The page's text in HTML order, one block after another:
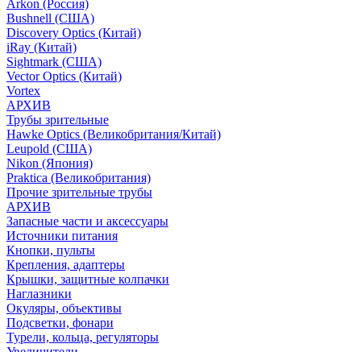
Arkon (Россия)
Bushnell (США)
Discovery Optics (Китай)
iRay (Китай)
Sightmark (США)
Vector Optics (Китай)
Vortex
АРХИВ
Трубы зрительные
Hawke Optics (Великобритания/Китай)
Leupold (США)
Nikon (Япония)
Praktica (Великобритания)
Прочие зрительные трубы
АРХИВ
Запасные части и аксессуары
Источники питания
Кнопки, пульты
Крепления, адаптеры
Крышки, защитные колпачки
Наглазники
Окуляры, объективы
Подсветки, фонари
Турели, кольца, регуляторы